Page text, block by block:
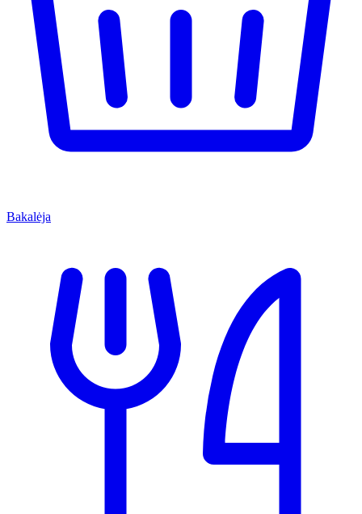
Bakalėja